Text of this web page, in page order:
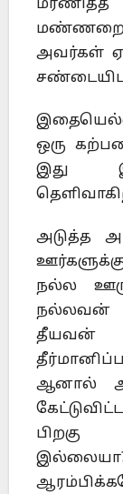
அவர்கள்
ஒரு
இது
அடுத்த
நல்ல
நல்லவன்
ஆனால்